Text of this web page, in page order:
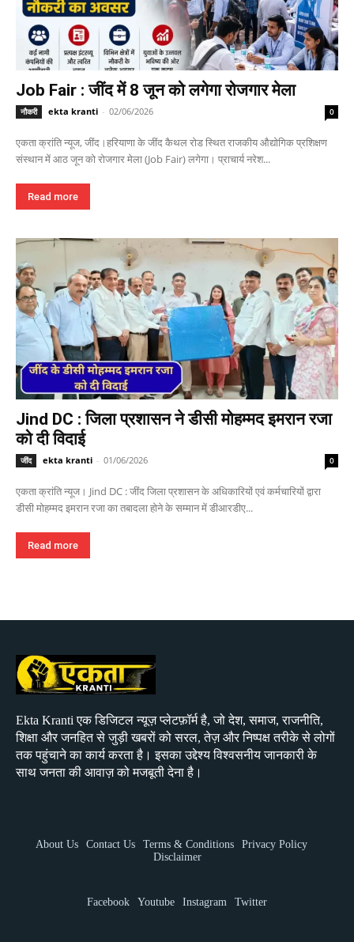
Job Fair : जींद में 8 जून को लगेगा रोजगार मेला
नौकरी ekta kranti - 02/06/2026 0
एकता क्रांति न्यूज, जींद।हरियाणा के जींद कैथल रोड स्थित राजकीय औद्योगिक प्रशिक्षण
संस्थान में आठ जून को रोजगार मेला (Job Fair) लगेगा। प्राचार्य नरेश...
Read more
Jind DC : जिला प्रशासन ने डीसी मोहम्मद इमरान रजा
को दी विदाई
जींद ekta kranti - 01/06/2026 0
एकता क्रांति न्यूज। Jind DC : जींद जिला प्रशासन के अधिकारियों एवं कर्मचारियों द्वारा
डीसी मोहम्मद इमरान रजा का तबादला होने के सम्मान में डीआरडीए...
Read more
Ekta Kranti एक डिजिटल न्यूज़ प्लेटफ़ॉर्म है, जो देश, समाज, राजनीति,
शिक्षा और जनहित से जुड़ी खबरों को सरल, तेज़ और निष्पक्ष तरीके से लोगों
तक पहुंचाने का कार्य करता है। इसका उद्देश्य विश्वसनीय जानकारी के
साथ जनता की आवाज़ को मजबूती देना है।
About Us Contact Us Terms & Conditions
Privacy Policy
Disclaimer
Facebook Youtube Instagram Twitter